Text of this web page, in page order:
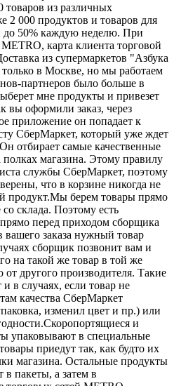
товаров из различных
2 000 продуктов и товаров для
до 50% каждую неделю. При
карта клиента торговой
из супермаркетов "Азбука
в Москве, но мы работаем
партнеров было больше в
мне продукты и привезет
вы оформили заказ, через
приложение он попадает к
СберМаркет, который уже ждет
отбирает самые качественные
магазина. Этому правилу
службы СберМаркет, поэтому
что в корзине никогда не
продукт.Мы берем товары прямо
склада. Поэтому есть
прямо перед приходом сборщика
вашего заказа нужный товар
сборщик позвонит вам и
на такой же товар в той же
от другого производителя. Такие
в случаях, если товар не
качества СберМаркет
изменил цвет и пр.) или
и
упаковывают в специальные
приедут так, как будто их
магазина. Остальные продукты
в пакеты, а затем в